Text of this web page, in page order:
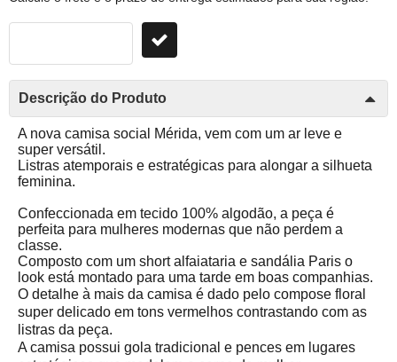
Descrição do Produto
A nova camisa social Mérida, vem com um ar leve e
super versátil.
Listras atemporais e estratégicas para alongar a silhueta
feminina.
Confeccionada em tecido 100% algodão, a peça é
perfeita para mulheres modernas que não perdem a
classe.
Composto com um short alfaiataria e sandália Paris o
look está montado para uma tarde em boas companhias.
O detalhe à mais da camisa é dado pelo compose floral
super delicado em tons vermelhos contrastando com as
listras da peça.
A camisa possui gola tradicional e pences em lugares